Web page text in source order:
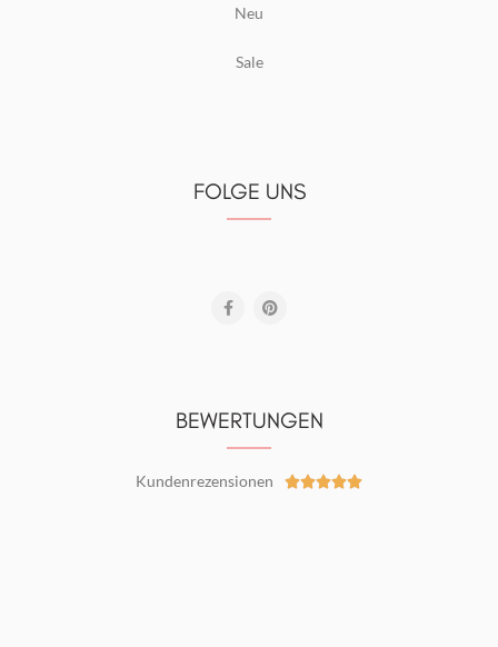
Neu
Sale
FOLGE UNS
BEWERTUNGEN
Kundenrezensionen 